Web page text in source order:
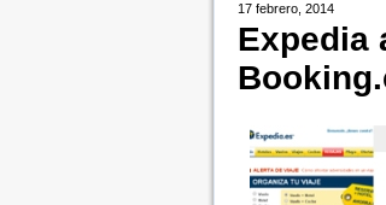
17 febrero, 2014
Expedia